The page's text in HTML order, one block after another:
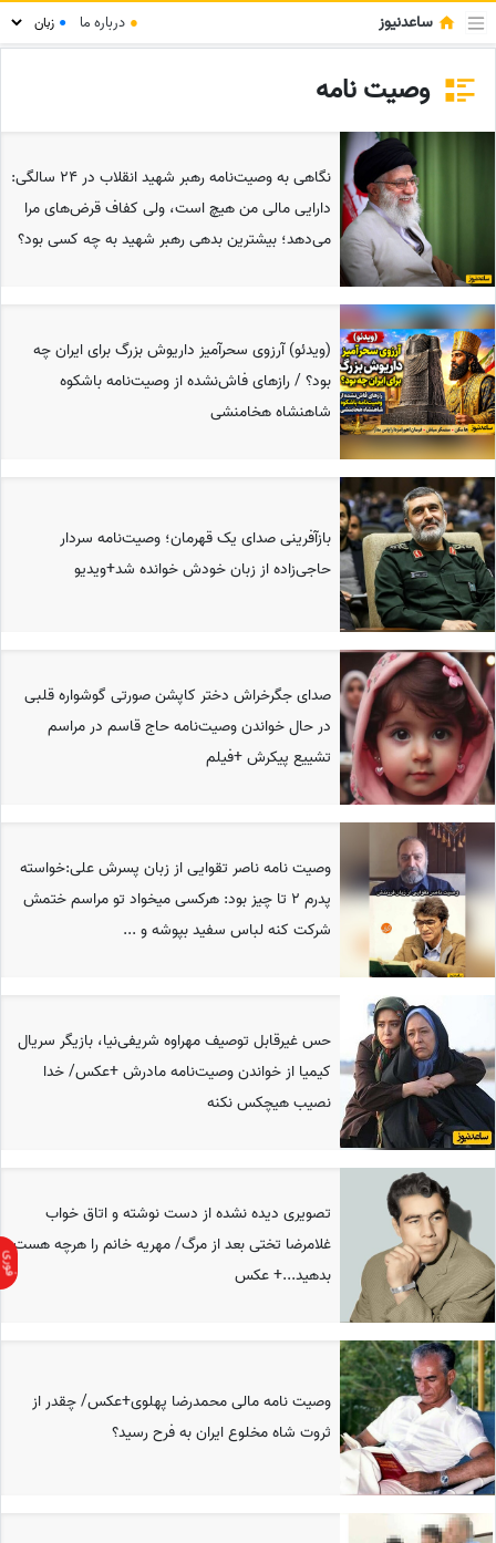
ساعدنیوز ● درباره ما ●
وصیت نامه
نگاهی به وصیت‌نامه رهبر شهید انقلاب در 24 سالگی:
دارایی مالی من هیچ است، ولی کفاف قرض‌های مرا
می‌دهد؛ بیشترین بدهی رهبر شهید به چه کسی بود؟
(ویدئو) آرزوی سحرآمیز داریوش بزرگ برای ایران چه
بود؟ / رازهای فاش‌نشده از وصیت‌نامه باشکوه
شاهنشاه هخامنشی
بازآفرینی صدای یک قهرمان؛ وصیت‌نامه سردار
حاجی‌زاده از زبان خودش خوانده شد+ویدیو
صدای جگرخراش دختر کاپشن صورتی گوشواره قلبی
در حال خواندن وصیت‌نامه حاج قاسم در مراسم
تشییع پیکرش +فیلم
وصیت نامه ناصر تقوایی از زبان پسرش علی:خواسته
پدرم 2 تا چیز بود: هرکسی میخواد تو مراسم ختمش
شرکت کنه لباس سفید بپوشه و ...
حس غیرقابل توصیف مهراوه شریفی‌نیا، بازیگر سریال
کیمیا از خواندن وصیت‌نامه مادرش +عکس/ خدا
نصیب هیچکس نکنه
تصویری دیده نشده از دست نوشته و اتاق خواب
غلامرضا تختی بعد از مرگ/ مهریه خانم را هرچه هست
بدهید...+ عکس
وصیت نامه مالی محمدرضا پهلوی+عکس/ چقدر از
ثروت شاه مخلوع ایران به فرح رسید؟